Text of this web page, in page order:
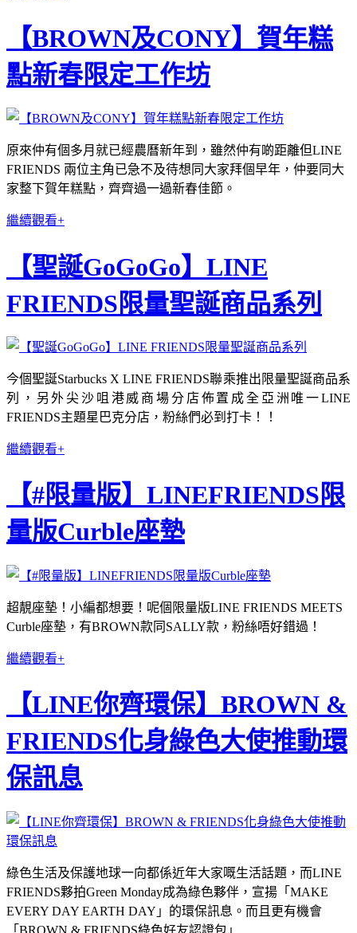
【BROWN及CONY】賀年糕
點新春限定工作坊
原來仲有個多月就已經農曆新年到，雖然仲有啲距離但LINE
FRIENDS 兩位主角已急不及待想同大家拜個早年，仲要同大
家整下賀年糕點，齊齊過一過新春佳節。
繼續觀看+
【聖誕GoGoGo】LINE
FRIENDS限量聖誕商品系列
今個聖誕Starbucks X LINE FRIENDS聯乘推出限量聖誕商品系
列，另外尖沙咀港威商場分店佈置成全亞洲唯一LINE
FRIENDS主題星巴克分店，粉絲們必到打卡！！
繼續觀看+
【#限量版】LINEFRIENDS限
量版Curble座墊
超靚座墊！小編都想要！呢個限量版LINE FRIENDS MEETS
Curble座墊，有BROWN款同SALLY款，粉絲唔好錯過！
繼續觀看+
【LINE你齊環保】BROWN &
FRIENDS化身綠色大使推動環
保訊息
綠色生活及保護地球一向都係近年大家嘅生活話題，而LINE
FRIENDS夥拍Green Monday成為綠色夥伴，宣揚「MAKE
EVERY DAY EARTH DAY」的環保訊息。而且更有機會
「BROWN & FRIENDS綠色好友認證包」……